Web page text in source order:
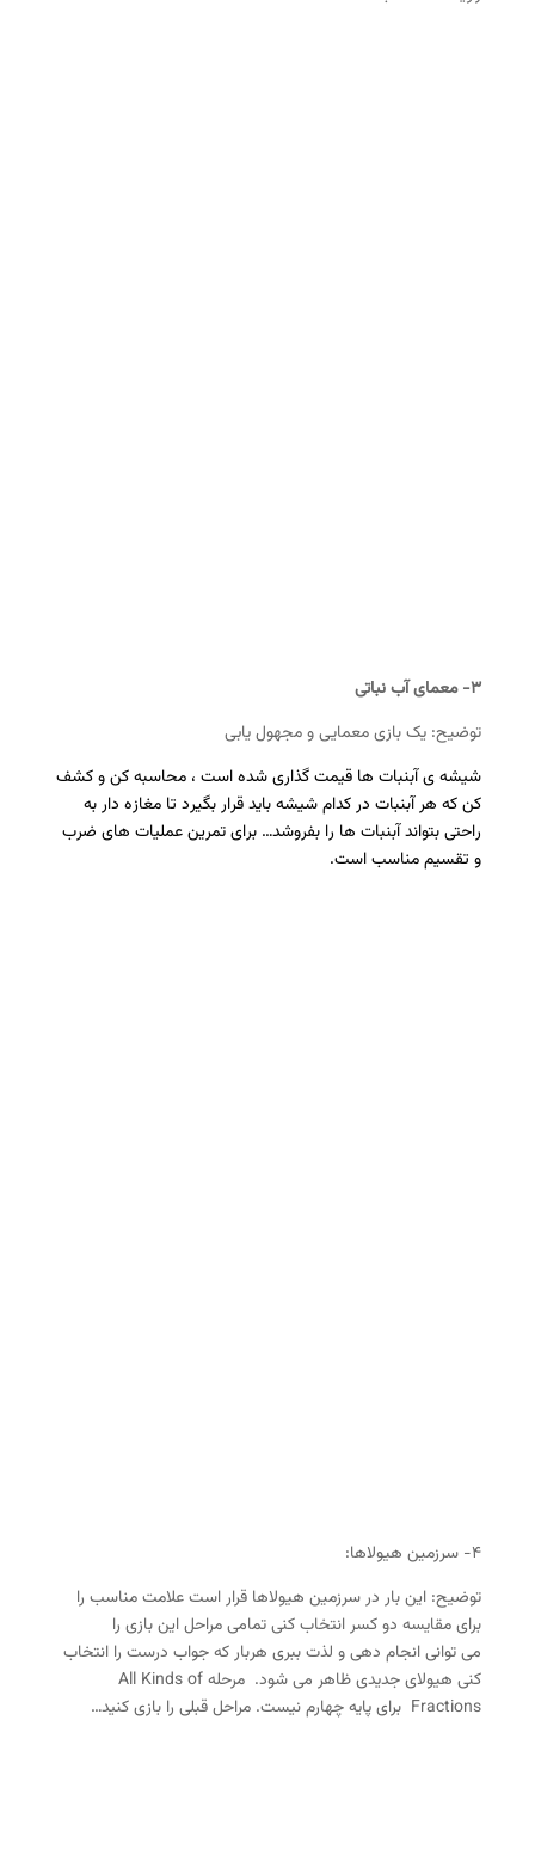
۳- معمای آب نباتی
توضیح: یک بازی معمایی و مجهول یابی
شیشه ی آبنبات ها قیمت گذاری شده است ، محاسبه کن و کشف
کن که هر آبنبات در کدام شیشه باید قرار بگیرد تا مغازه دار به
راحتی بتواند آبنبات ها را بفروشد… برای تمرین عملیات های ضرب
و تقسیم مناسب است.
۴- سرزمین هیولاها:
توضیح: این بار در سرزمین هیولاها قرار است علامت مناسب را
برای مقایسه دو کسر انتخاب کنی تمامی مراحل این بازی را
می توانی انجام دهی و لذت ببری هربار که جواب درست را انتخاب
کنی هیولای جدیدی ظاهر می شود. مرحله All Kinds of
Fractions برای پایه چهارم نیست. مراحل قبلی را بازی کنید…